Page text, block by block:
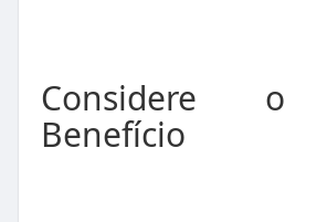
Considere o
Benefício